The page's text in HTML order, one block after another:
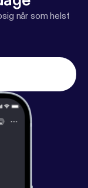
når som helst